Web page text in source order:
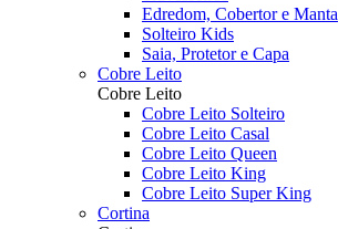
Edredom, Cobertor e Manta
Solteiro Kids
Saia, Protetor e Capa
Cobre Leito
Cobre Leito
Cobre Leito Solteiro
Cobre Leito Casal
Cobre Leito Queen
Cobre Leito King
Cobre Leito Super King
Cortina